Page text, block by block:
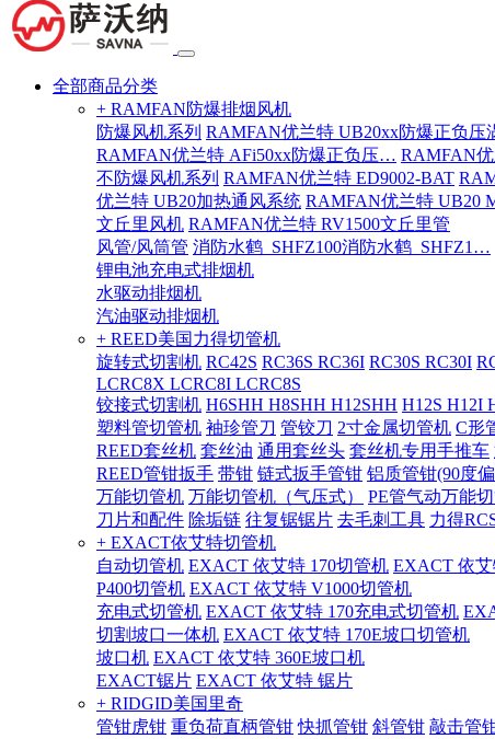
全部商品分类
+ RAMFAN防爆排烟风机
防爆风机系列 RAMFAN优兰特 UB20xx防爆正负
RAMFAN优兰特 AFi50xx防爆正负压… RAMFAN
不防爆风机系列 RAMFAN优兰特 ED9002-BAT
优兰特 UB20加热通风系统 RAMFAN优兰特 UB20
文丘里风机 RAMFAN优兰特 RV1500文丘里管
风管/风筒管 消防水鹤_SHFZ100消防水鹤_SHFZ1…
锂电池充电式排烟机
水驱动排烟机
汽油驱动排烟机
+ REED美国力得切管机
旋转式切割机 RC42S RC36S RC36I RC30S RC30I
LCRC8X LCRC8I LCRC8S
铰接式切割机 H6SHH H8SHH H12SHH H12S H12I
塑料管切管机 袖珍管刀 管铰刀 2寸金属切管机 C形
REED套丝机 套丝油 通用套丝头 套丝机专用手推车
REED管钳扳手 带钳 链式扳手管钳 铝质管钳(90度
万能切管机 万能切管机（气压式）
PE管气动万能
刀片和配件 除垢链 往复锯锯片 去毛刺工具 力得
+ EXACT依艾特切管机
自动切管机 EXACT 依艾特 170切管机 EXACT 依
P400切管机 EXACT 依艾特 V1000切管机
充电式切管机 EXACT 依艾特 170充电式切管机
切割坡口一体机 EXACT 依艾特 170E坡口切管机
坡口机 EXACT 依艾特 360E坡口机
EXACT锯片 EXACT 依艾特 锯片
+ RIDGID美国里奇
管钳虎钳 重负荷直柄管钳 快抓管钳 斜管钳 敲击管